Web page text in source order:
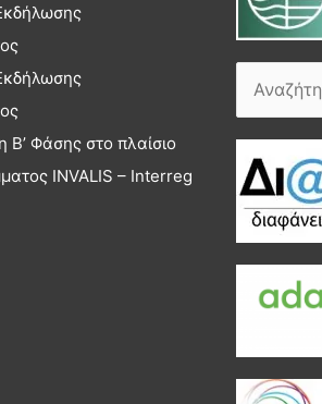
Β’ Φάσης στο πλαίσιο
INVALIS – Interreg
Αναζήτηση